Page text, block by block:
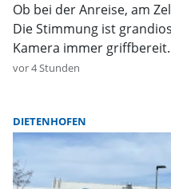
Ob bei der Anreise, am
Die Stimmung ist
Kamera immer griffbereit.
vor 4 Stunden
DIETENHOFEN